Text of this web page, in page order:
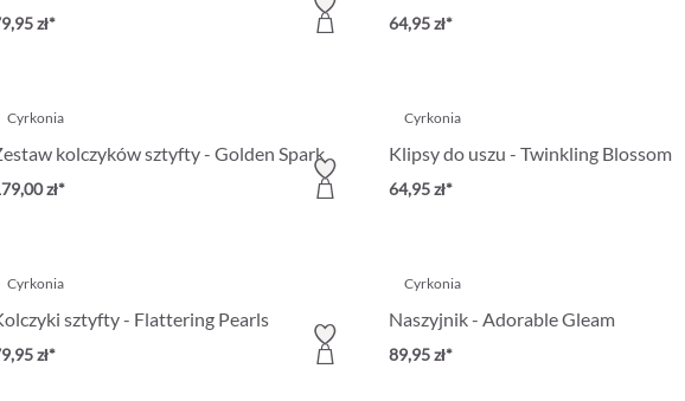
zł* 64,95 zł*
Cyrkonia
kolczyków sztyfty - Golden Spark
zł*
Cyrkonia
Klipsy do uszu - Twinkling Blossom
64,95 zł*
Cyrkonia
sztyfty - Flattering Pearls
zł*
Cyrkonia
Naszyjnik - Adorable Gleam
89,95 zł*